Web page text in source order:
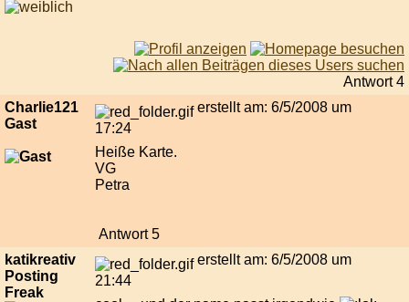
Antwort 4
Charlie121
Gast
erstellt am: 6/5/2008 um
17:24
Heiße Karte.
VG
Petra
Antwort 5
katikreativ
Posting
Freak
erstellt am: 6/5/2008 um
21:44